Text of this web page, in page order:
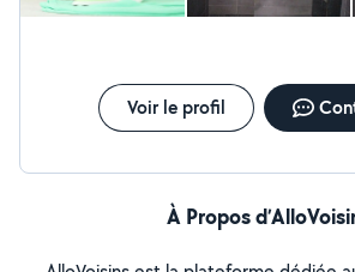
Voir le profil
À Propos